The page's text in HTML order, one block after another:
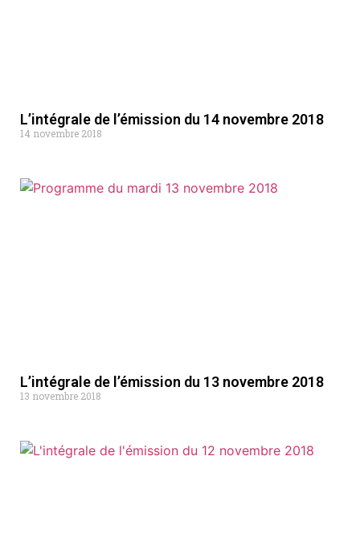
L’intégrale de l’émission du 14 novembre 2018
14 novembre 2018
L’intégrale de l’émission du 13 novembre 2018
13 novembre 2018